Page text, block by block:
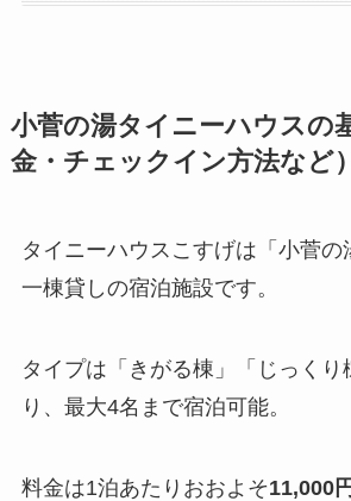
小菅の湯タイニーハウスの
金・チェックイン方法など）
タイニーハウスこすげは「小菅の
一棟貸しの宿泊施設です。
タイプは「きがる棟」「じっくり
り、最大4名まで宿泊可能。
料金は1泊あたりおおよそ11,000